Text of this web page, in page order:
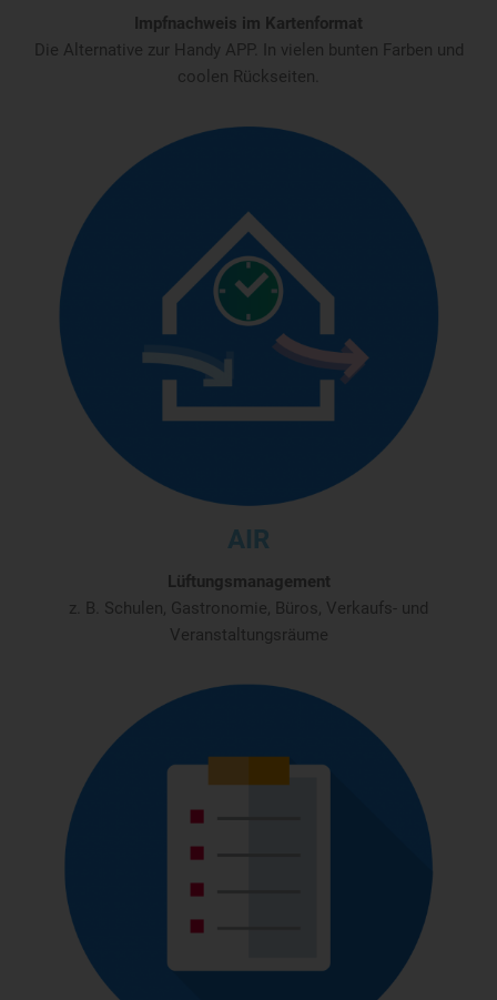
Impfnachweis im Kartenformat
Die Alternative zur Handy APP. In vielen bunten Farben und
coolen Rückseiten.
AIR
Lüftungsmanagement
z. B. Schulen, Gastronomie, Büros, Verkaufs- und
Veranstaltungsräume